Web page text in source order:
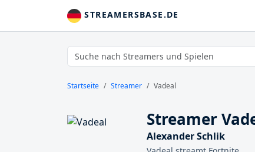
STREAMERSBASE.DE
Startseite Streamer Vadeal
Streamer
Alexander Schlik